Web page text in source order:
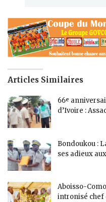
Articles Similaires
66ᵉ
d’Ivoire :
Bondoukou :
ses adieux
Aboisso-
intronisé chef